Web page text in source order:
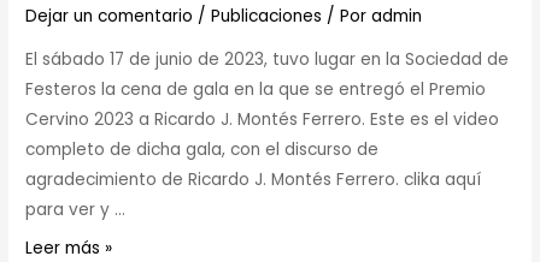
Dejar un comentario /Publicaciones / Poradmin
El sábado 17 de junio de 2023, tuvo lugar en la Sociedad de
Festeros la cena de gala en la que se entregó el Premio
Cervino 2023 a Ricardo J. Montés Ferrero. Este es el video
completo de dicha gala, con el discurso de
agradecimiento de Ricardo J. Montés Ferrero. clika aquí
para ver y …
Leer más »